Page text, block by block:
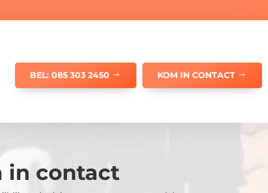
BEL: 085 303 2450 KOM IN CONTACT
in contact